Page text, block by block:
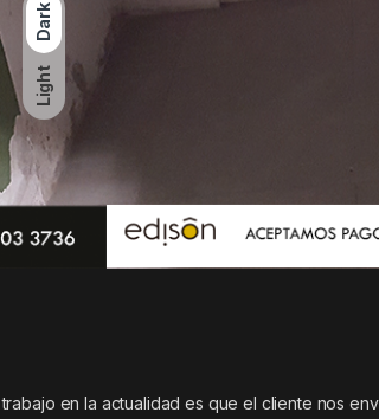
Dark
Light
en la actualidad es que el cliente nos